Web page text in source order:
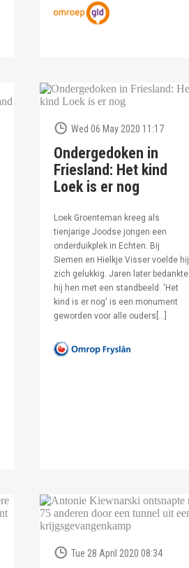
Wed 06 May 2020 11:17
Ondergedoken in
Friesland: Het kind
Loek is er nog
Loek Groenteman kreeg als
tienjarige Joodse jongen een
onderduikplek in Echten. Bij
Siemen en Hielkje Visser voelde hij
zich gelukkig. Jaren later bedankte
hij hen met een standbeeld. 'Het
kind is er nog' is een monument
geworden voor alle ouders[…]
Tue 28 April 2020 08:34